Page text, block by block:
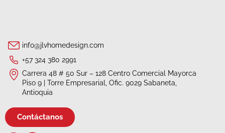
info@jlvhomedesign.com
+57 324 380 2991
Carrera 48 # 50 Sur – 128 Centro Comercial Mayorca
Piso 9 | Torre Empresarial, Ofic. 9029 Sabaneta,
Antioquia
Contáctanos